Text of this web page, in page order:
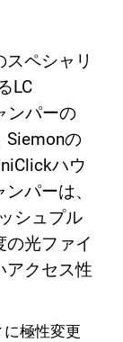
ペシャリ
LC
ンパーの
Siemonの
ハウ
パーは、
シュプル
の光ファイ
アクセス性
極性変更